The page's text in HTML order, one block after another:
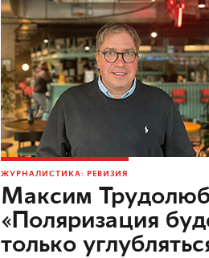
ЖУРНАЛИСТИКА: РЕВИЗИЯ
Максим
«Поляризация
только